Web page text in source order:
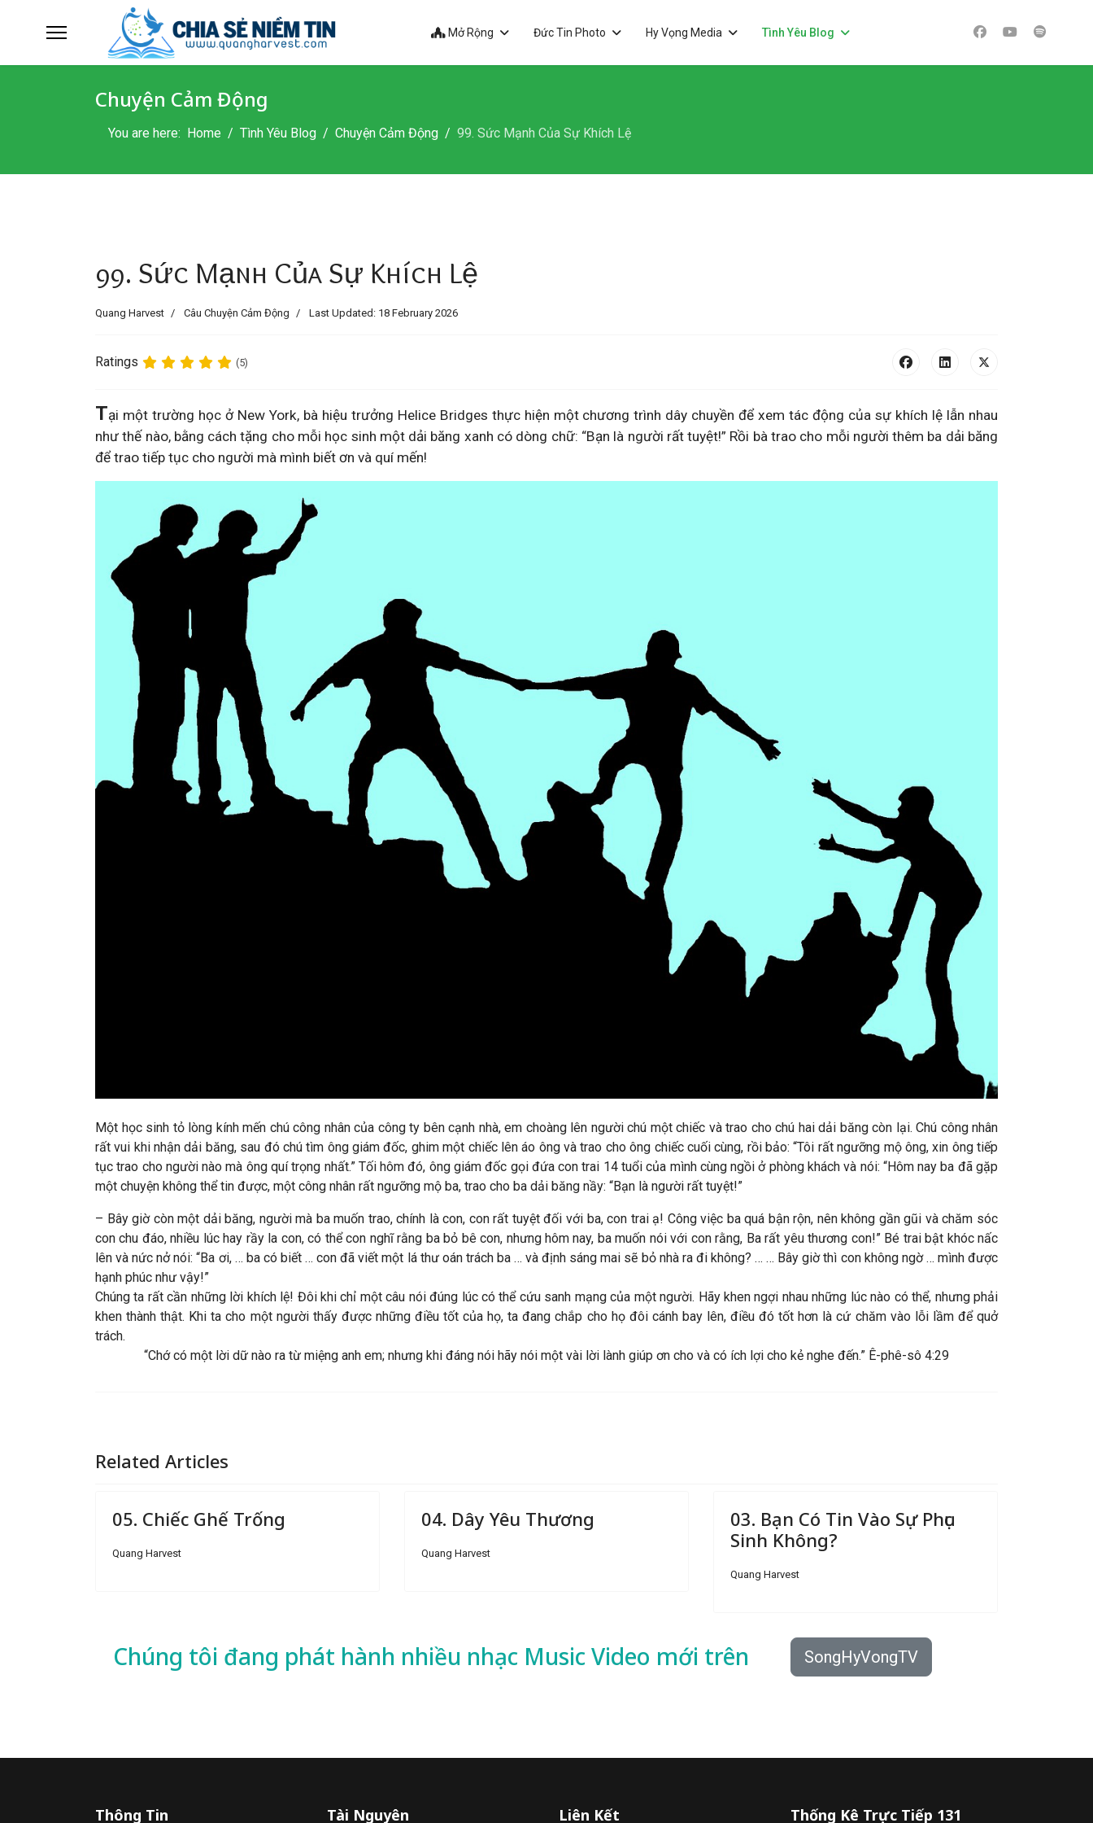
Mở Rộng Đức Tin Photo Hy Vọng Media Tình Yêu Blog
Chuyện Cảm Động
You are here: Home Tình Yêu Blog Chuyện Cảm Động 99. Sức Mạnh Của Sự Khích Lệ
99. Sức Mạnh Của Sự Khích Lệ
Quang Harvest Câu Chuyện Cảm Động Last Updated: 18 February 2026
Ratings (5)
Tại một trường học ở New York, bà hiệu trưởng Helice Bridges thực hiện một chương trình dây chuyền để xem tác động của sự khích lệ lẫn nhau
như thế nào, bằng cách tặng cho mỗi học sinh một dải băng xanh có dòng chữ: “Bạn là người rất tuyệt!” Rồi bà trao cho mỗi người thêm ba dải băng
để trao tiếp tục cho người mà mình biết ơn và quí mến!
Một học sinh tỏ lòng kính mến chú công nhân của công ty bên cạnh nhà, em choàng lên người chú một chiếc và trao cho chú hai dải băng còn lại. Chú công nhân
rất vui khi nhận dải băng, sau đó chú tìm ông giám đốc, ghim một chiếc lên áo ông và trao cho ông chiếc cuối cùng, rồi bảo: “Tôi rất ngưỡng mộ ông, xin ông tiếp
tục trao cho người nào mà ông quí trọng nhất.” Tối hôm đó, ông giám đốc gọi đứa con trai 14 tuổi của mình cùng ngồi ở phòng khách và nói: “Hôm nay ba đã gặp
một chuyện không thể tin được, một công nhân rất ngưỡng mộ ba, trao cho ba dải băng nầy: “Bạn là người rất tuyệt!”
– Bây giờ còn một dải băng, người mà ba muốn trao, chính là con, con rất tuyệt đối với ba, con trai ạ! Công việc ba quá bận rộn, nên không gần gũi và chăm sóc
con chu đáo, nhiều lúc hay rầy la con, có thể con nghĩ rằng ba bỏ bê con, nhưng hôm nay, ba muốn nói với con rằng, Ba rất yêu thương con!” Bé trai bật khóc nấc
lên và nức nở nói: “Ba ơi, … ba có biết … con đã viết một lá thư oán trách ba … và định sáng mai sẽ bỏ nhà ra đi không? … … Bây giờ thì con không ngờ … mình được
hạnh phúc như vậy!”
Chúng ta rất cần những lời khích lệ! Đôi khi chỉ một câu nói đúng lúc có thể cứu sanh mạng của một người. Hãy khen ngợi nhau những lúc nào có thể, nhưng phải
khen thành thật. Khi ta cho một người thấy được những điều tốt của họ, ta đang chắp cho họ đôi cánh bay lên, điều đó tốt hơn là cứ chăm vào lỗi lầm để quở
trách.
“Chớ có một lời dữ nào ra từ miệng anh em; nhưng khi đáng nói hãy nói một vài lời lành giúp ơn cho và có ích lợi cho kẻ nghe đến.” Ê-phê-sô 4:29
Related Articles
05. Chiếc Ghế Trống
Quang Harvest
04. Dây Yêu Thương
Quang Harvest
03. Bạn Có Tin Vào Sự Phục
Sinh Không?
Quang Harvest
Chúng tôi đang phát hành nhiều nhạc Music Video mới trên SongHyVongTV
Thông Tin Tài Nguyên Liên Kết
Thống Kê Trực Tiếp 131